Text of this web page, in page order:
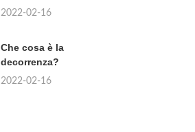
2022-02-16
Che cosa è la
decorrenza?
2022-02-16